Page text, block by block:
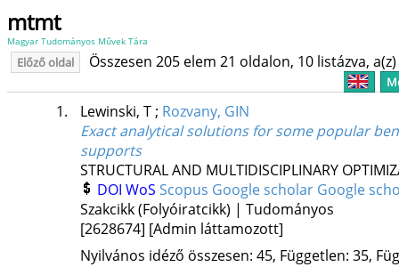
mtmt
Magyar Tudományos Művek Tára
Előző oldal Összesen 205 elem 21 oldalon, 10 listázva,
1. Lewinski, T; Rozvany, GIN
Exact analytical solutions for some popular
supports
STRUCTURAL AND MULTIDISCIPLINARY
DOI WoS Scopus Google scholar Google
Szakcikk (Folyóiratcikk) | Tudományos
[2628674] [Admin láttamozott]
Nyilvános idéző összesen: 45, Független: 35,